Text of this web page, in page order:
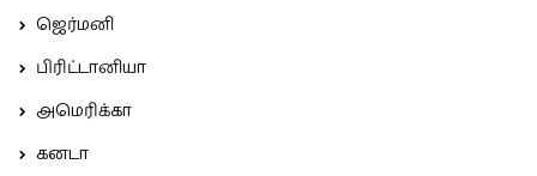
ஜெர்மனி
பிரிட்டானியா
அமெரிக்கா
கனடா